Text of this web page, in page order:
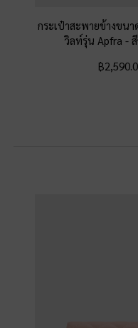
กระเป๋าสะพายข้างขนา
วิลท์รุ่น Apfra -
฿